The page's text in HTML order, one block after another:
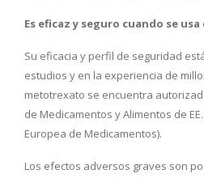
Es eficaz y seguro cuando se
Su eficacia y perfil de seguridad
estudios y en la experiencia de
metotrexato se encuentra
de Medicamentos y Alimentos de
Europea de Medicamentos).
Los efectos adversos graves son